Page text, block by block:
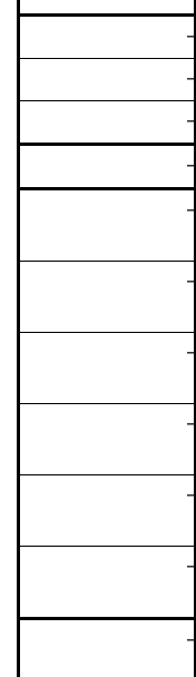
_
_
_
_
_
_
_
_
_
_
_